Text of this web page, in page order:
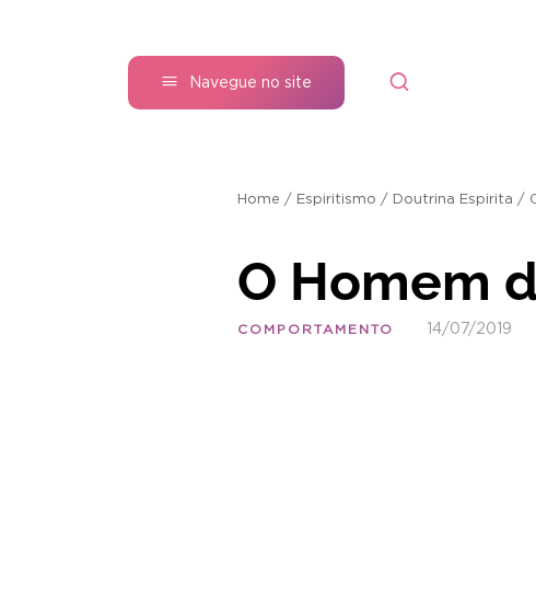
Navegue no site
Home / Espiritismo / Doutrina Espirita /
O Homem
COMPORTAMENTO 14/07/2019